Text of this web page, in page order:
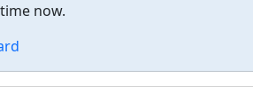
now.